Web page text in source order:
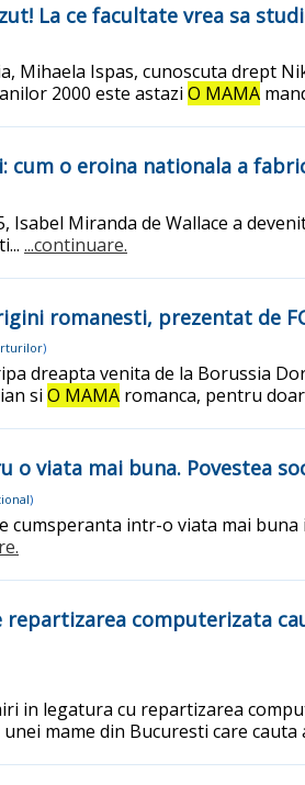
La ce facultate vrea sa
Mihaela Ispas, cunoscuta drept
2000 este astazi O MAMA
cum o eroina nationala a
Isabel Miranda de Wallace a
...continuare.
romanesti, prezentat de
)
dreapta venita de la Borussia
si O MAMA romanca, pentru
o viata mai buna. Povestea
)
cumsperanta intr-o viata mai
computerizata
in legatura cu repartizarea
mame din Bucuresti care